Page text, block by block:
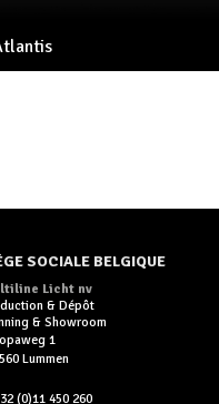
SOCIALE BELGIQUE
Licht nv
& Dépôt
& Showroom
1
Lummen
(0)11 450 260